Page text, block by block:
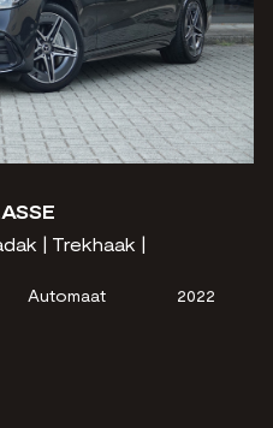
| Trekhaak |
Automaat 2022